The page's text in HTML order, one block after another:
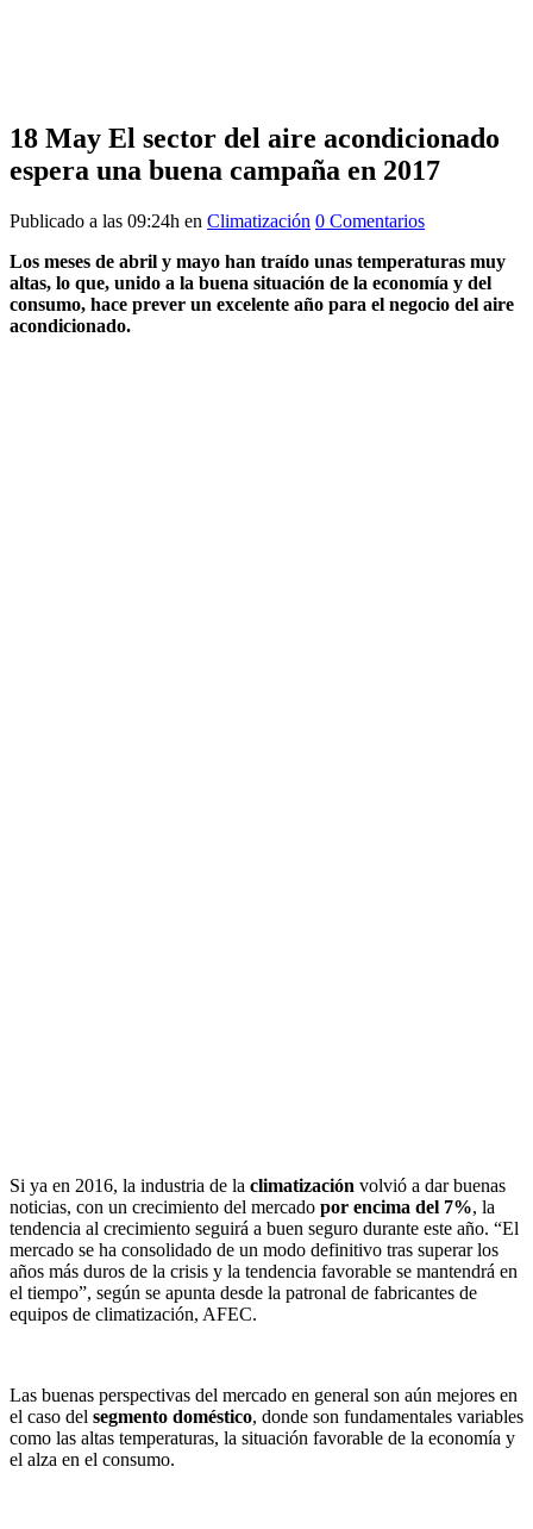
18 May El sector del aire acondicionado
espera una buena campaña en 2017
Publicado a las 09:24h en Climatización 0 Comentarios
Los meses de abril y mayo han traído unas temperaturas muy
altas, lo que, unido a la buena situación de la economía y del
consumo, hace prever un excelente año para el negocio del aire
acondicionado.
Si ya en 2016, la industria de la climatización volvió a dar buenas
noticias, con un crecimiento del mercado por encima del 7%, la
tendencia al crecimiento seguirá a buen seguro durante este año. “El
mercado se ha consolidado de un modo definitivo tras superar los
años más duros de la crisis y la tendencia favorable se mantendrá en
el tiempo”, según se apunta desde la patronal de fabricantes de
equipos de climatización, AFEC.
Las buenas perspectivas del mercado en general son aún mejores en
el caso del segmento doméstico, donde son fundamentales variables
como las altas temperaturas, la situación favorable de la economía y
el alza en el consumo.